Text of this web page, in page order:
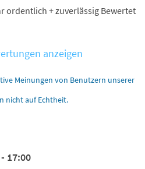
ordentlich + zuverlässig Bewertet
anzeigen
Meinungen von Benutzern unserer
nicht auf Echtheit.
17:00